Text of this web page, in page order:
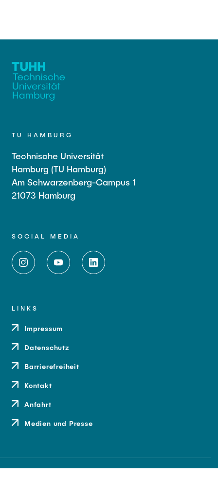
TU HAMBURG
Technische Universität
Hamburg (TU Hamburg)
Am Schwarzenberg-Campus 1
21073 Hamburg
SOCIAL MEDIA
LINKS
Impressum
Datenschutz
Barrierefreiheit
Kontakt
Anfahrt
Medien und Presse